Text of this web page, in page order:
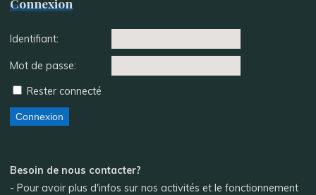
Identifiant:
Mot de passe:
Rester connecté
Connexion
Besoin de nous contacter?
- Pour avoir plus d'infos sur nos activités et le fonctionnement